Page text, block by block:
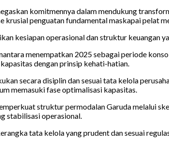
komitmennya dalam mendukung
krusial penguatan fundamental maskapai pelat
kesiapan operasional dan struktur keuangan
menempatkan 2025 sebagai periode
dengan prinsip kehati-hatian.
secara disiplin dan sesuai tata kelola
memasuki fase optimalisasi kapasitas.
struktur permodalan Garuda melalui
stabilisasi operasional.
tata kelola yang prudent dan sesuai